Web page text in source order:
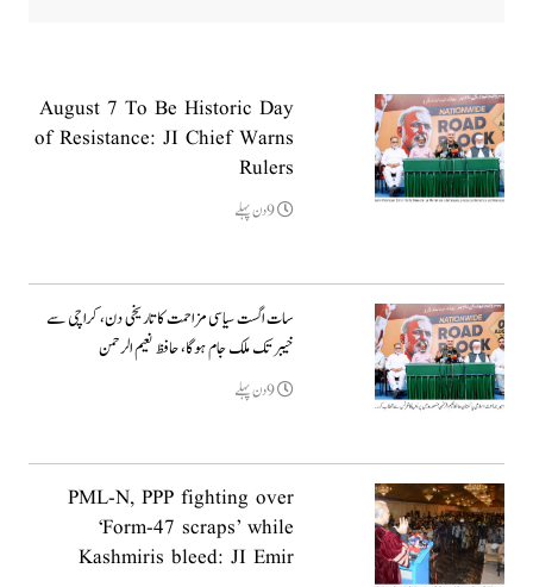
August 7 To Be Historic Day
of Resistance: JI Chief Warns
Rulers
9دن پہلے
سات اگست سیاسی مزاحمت کا تاریخی دن، کراچی سے
خیبر تک ملک جام ہوگا، حافظ نعیم الرحمن
9دن پہلے
PML-N, PPP fighting over
‘Form-47 scraps’ while
Kashmiris bleed: JI Emir